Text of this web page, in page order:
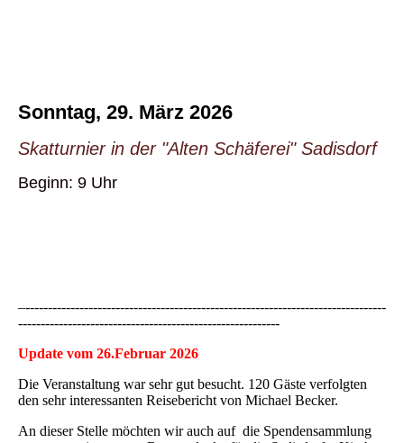
Sonntag, 29. März 2026
Skatturnier in der "Alten Schäferei" Sadisdorf
Beginn: 9 Uhr
–--------------------------------------------------------------------------------
----------------------------------------------------------
Update vom 26.Februar 2026
Die Veranstaltung war sehr gut besucht. 120 Gäste verfolgten
den sehr interessanten Reisebericht von Michael Becker.
An dieser Stelle möchten wir auch auf die Spendensammlung